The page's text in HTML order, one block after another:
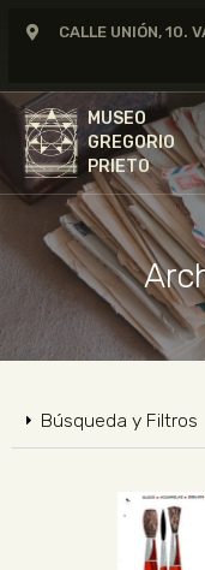
CALLE UNIÓN, 10.
MUSEO
GREGORIO
PRIETO
MUSEO
ARCHIVO
NOTICIAS
Búsqueda y Filtros